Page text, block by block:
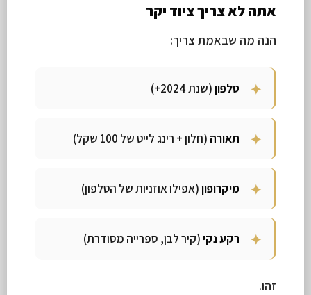
אתה לא צריך ציוד יקר
הנה מה שבאמת צריך:
טלפון(שנת 2024+)
תאורה (חלון + רינג לייט של 100 שקל)
מיקרופון(אפילו אוזניות של הטלפון)
רקע נקי(קיר לבן, ספרייה מסודרת)
זהו.